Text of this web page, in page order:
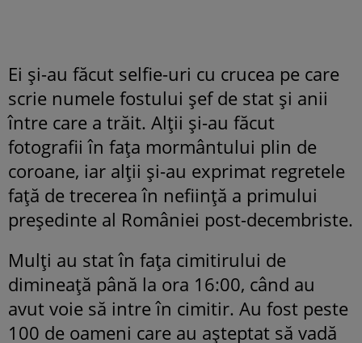
Ei și-au făcut selfie-uri cu crucea pe care
scrie numele fostului șef de stat și anii
între care a trăit. Alții și-au făcut
fotografii în fața mormântului plin de
coroane, iar alții și-au exprimat regretele
față de trecerea în neființă a primului
președinte al României post-decembriste.
Mulți au stat în fața cimitirului de
dimineață până la ora 16:00, când au
avut voie să intre în cimitir. Au fost peste
100 de oameni care au așteptat să vadă